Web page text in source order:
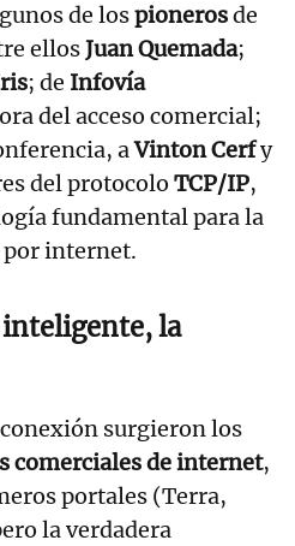
de lospionerosde
ellosJuan Quemada;
; de Infovía
del acceso comercial;
aVinton Cerfy
del protocolo TCP/IP,
fundamental para la
internet.
la
surgieron los
comerciales de internet,
portales (Terra,
la verdadera